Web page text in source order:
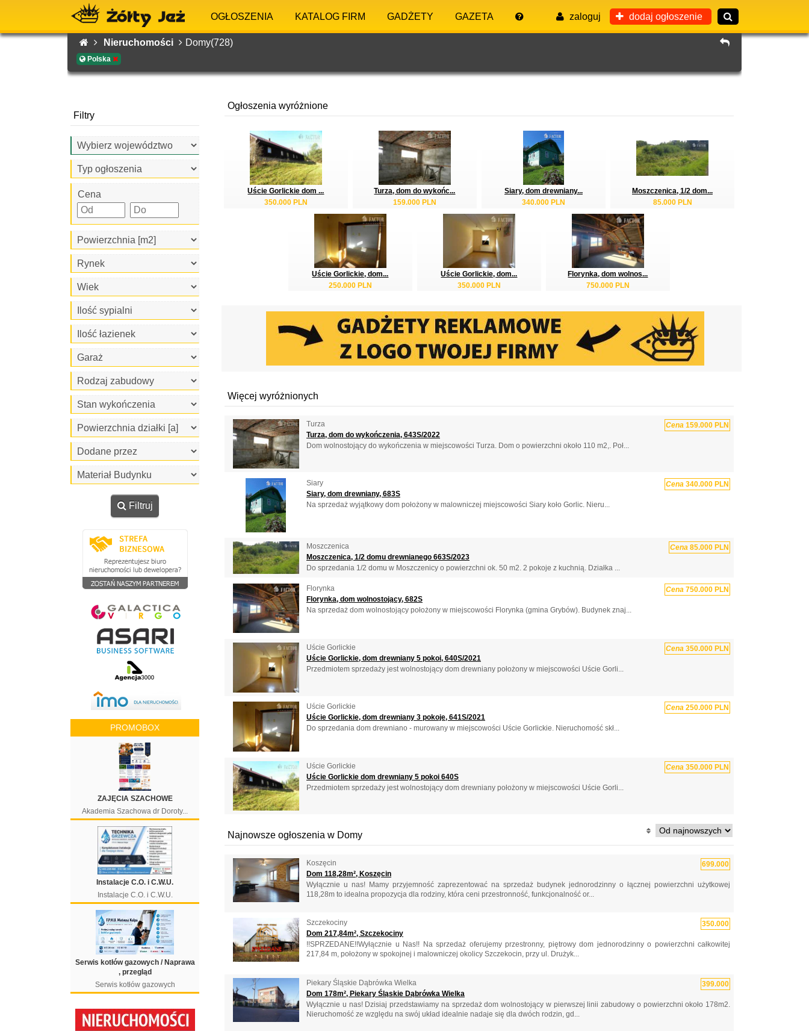
OGŁOSZENIA KATALOG FIRM GADŻETY GAZETA zaloguj dodaj ogłoszenie
Nieruchomości Domy(728)
Polska
Filtry
Cena
Filtruj
PROMOBOX
ZAJĘCIA SZACHOWE
Akademia Szachowa dr Doroty...
Instalacje C.O. i C.W.U.
Instalacje C.O. i C.W.U.
Serwis kotłów gazowych / Naprawa
, przegląd
Serwis kotłów gazowych
Ogłoszenia wyróżnione
Uście Gorlickie dom ...
350.000 PLN
Turza, dom do wykońc...
159.000 PLN
Siary, dom drewniany...
340.000 PLN
Moszczenica, 1/2 dom...
85.000 PLN
Uście Gorlickie, dom...
250.000 PLN
Uście Gorlickie, dom...
350.000 PLN
Florynka, dom wolnos...
750.000 PLN
Więcej wyróżnionych
Turza Cena 159.000 PLN
Turza, dom do wykończenia, 643S/2022
Dom wolnostojący do wykończenia w miejscowości Turza. Dom o powierzchni około 110 m2,. Poł...
Siary Cena 340.000 PLN
Siary, dom drewniany, 683S
Na sprzedaż wyjątkowy dom położony w malowniczej miejscowości Siary koło Gorlic. Nieru...
Moszczenica Cena 85.000 PLN
Moszczenica, 1/2 domu drewnianego 663S/2023
Do sprzedania 1/2 domu w Moszczenicy o powierzchni ok. 50 m2. 2 pokoje z kuchnią. Działka ...
Florynka Cena 750.000 PLN
Florynka, dom wolnostojący, 682S
Na sprzedaż dom wolnostojący położony w miejscowości Florynka (gmina Grybów). Budynek znaj...
Uście Gorlickie Cena 350.000 PLN
Uście Gorlickie, dom drewniany 5 pokoi, 640S/2021
Przedmiotem sprzedaży jest wolnostojący dom drewniany położony w miejscowości Uście Gorli...
Uście Gorlickie Cena 250.000 PLN
Uście Gorlickie, dom drewniany 3 pokoje, 641S/2021
Do sprzedania dom drewniano - murowany w miejscowości Uście Gorlickie. Nieruchomość skł...
Uście Gorlickie Cena 350.000 PLN
Uście Gorlickie dom drewniany 5 pokoi 640S
Przedmiotem sprzedaży jest wolnostojący dom drewniany położony w miejscowości Uście Gorli...
Najnowsze ogłoszenia w Domy
699.000
Koszęcin
Dom 118,28m², Koszęcin
Wyłącznie u nas! Mamy przyjemność zaprezentować na sprzedaż budynek jednorodzinny o łącznej powierzchni użytkowej
118,28m to idealna propozycja dla rodziny, która ceni przestronność, funkcjonalność or...
350.000
Szczekociny
Dom 217,84m², Szczekociny
!!SPRZEDANE!!Wyłącznie u Nas!! Na sprzedaż oferujemy przestronny, piętrowy dom jednorodzinny o powierzchni całkowitej
217,84 m, położony w spokojnej i malowniczej okolicy Szczekocin, przy ul. Drużyk...
399.000
Piekary Śląskie Dąbrówka Wielka
Dom 178m², Piekary Śląskie Dąbrówka Wielka
Wyłącznie u nas! Dzisiaj przedstawiamy na sprzedaż dom wolnostojący w pierwszej linii zabudowy o powierzchni około 178m2.
Nieruchomość ze względu na swój układ idealnie nadaje się dla dwóch rodzin, gd...